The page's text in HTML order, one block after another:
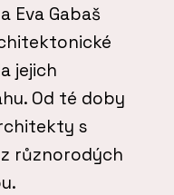
Eva Gabaš
jejich
Od té doby
s
různorodých